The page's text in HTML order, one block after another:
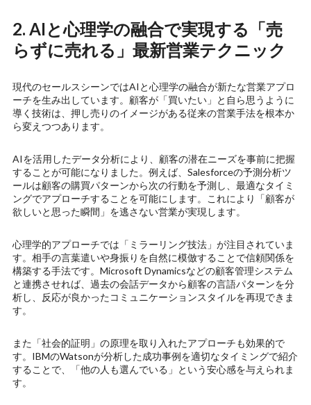
2. AIと心理学の融合で実現する「売
らずに売れる」最新営業テクニック
現代のセールスシーンではAIと心理学の融合が新たな営業アプロ
ーチを生み出しています。顧客が「買いたい」と自ら思うように
導く技術は、押し売りのイメージがある従来の営業手法を根本か
ら変えつつあります。
AIを活用したデータ分析により、顧客の潜在ニーズを事前に把握
することが可能になりました。例えば、Salesforceの予測分析ツ
ールは顧客の購買パターンから次の行動を予測し、最適なタイミ
ングでアプローチすることを可能にします。これにより「顧客が
欲しいと思った瞬間」を逃さない営業が実現します。
心理学的アプローチでは「ミラーリング技法」が注目されていま
す。相手の言葉遣いや身振りを自然に模倣することで信頼関係を
構築する手法です。Microsoft Dynamicsなどの顧客管理システム
と連携させれば、過去の会話データから顧客の言語パターンを分
析し、反応が良かったコミュニケーションスタイルを再現できま
す。
また「社会的証明」の原理を取り入れたアプローチも効果的で
す。IBMのWatsonが分析した成功事例を適切なタイミングで紹介
することで、「他の人も選んでいる」という安心感を与えられま
す。